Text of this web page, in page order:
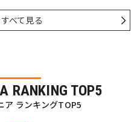
べて見る
RANKING TOP5
ア ランキングTOP5